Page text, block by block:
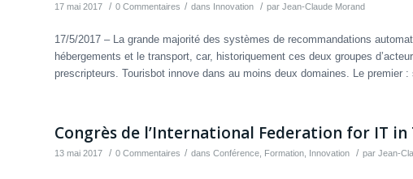
17 mai 2017 / 0 Commentaires / dans Innovation / par Jean-Claude Morand
17/5/2017 – La grande majorité des systèmes de recommandations
hébergements et le transport, car, historiquement ces deux groupes
prescripteurs. Tourisbot innove dans au moins deux domaines. Le premier
Congrès de l’International Federation for IT in
13 mai 2017 / 0 Commentaires / dans Conférence Formation Innovation / par Jean-